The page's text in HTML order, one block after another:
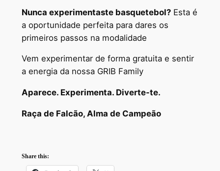
Nunca experimentaste basquetebol?Esta é
a oportunidade perfeita para dares os
primeiros passos na modalidade
Vem experimentar de forma gratuita e sentir
a energia da nossa GRIB Family
Aparece. Experimenta. Diverte-te.
Raça de Falcão, Alma de Campeão
Share this: